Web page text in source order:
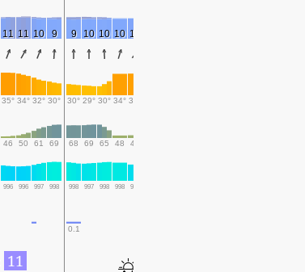
11 11 10 9 9 10 10 10 10
35° 34° 32° 30° 30° 29° 30° 34° 34°
46 50 61 69 68 69 65 48 48
996 996 997 998 998 997 998 998 997
0.1
11